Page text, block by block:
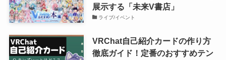
展示する「未来V書店」
ライブ/イベント
VRChat自己紹介カードの作り方
徹底ガイド！定番のおすすめテン